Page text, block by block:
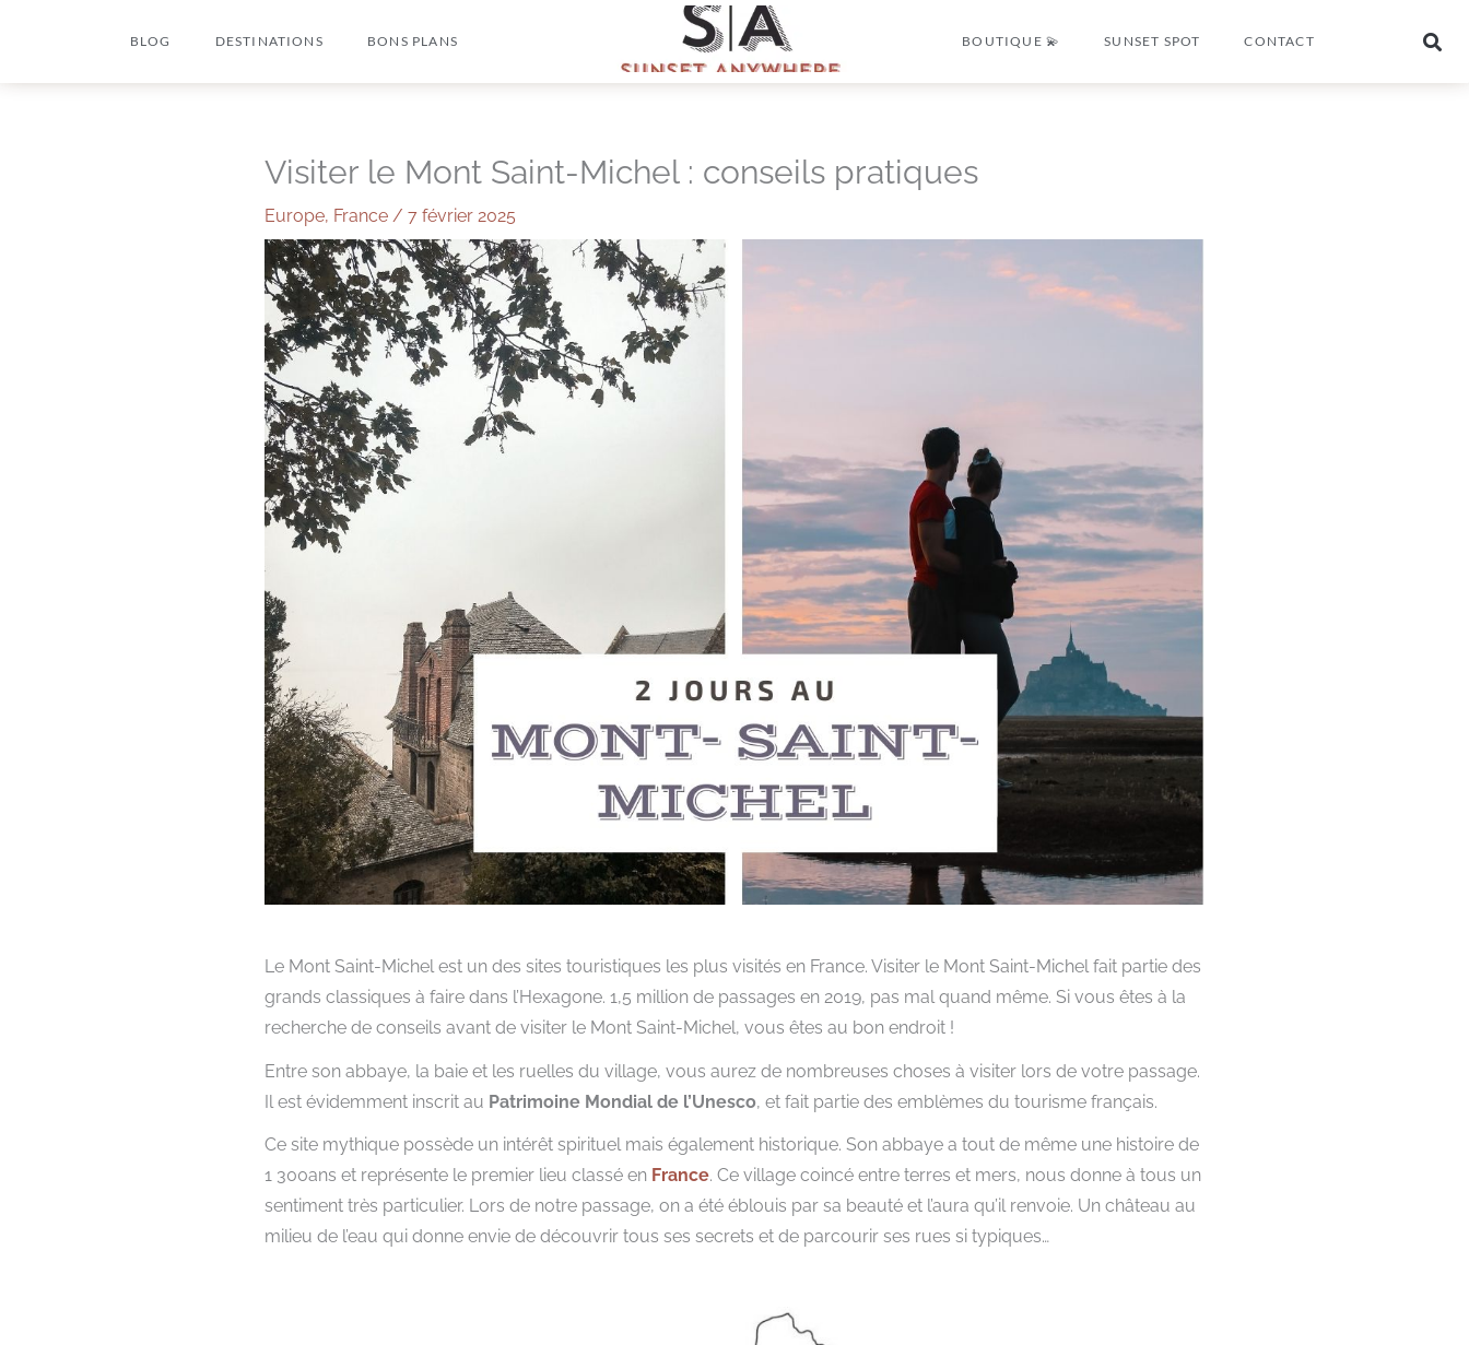
BLOG DESTINATIONS BONS PLANS BOUTIQUE 💫 SUNSET SPOT CONTACT
Visiter le Mont Saint-Michel : conseils pratiques
Europe, France / 7 février 2025
Le Mont Saint-Michel est un des sites touristiques les plus visités en France. Visiter le Mont Saint-Michel fait partie des
grands classiques à faire dans l’Hexagone. 1,5 million de passages en 2019, pas mal quand même. Si vous êtes à la
recherche de conseils avant de visiter le Mont Saint-Michel, vous êtes au bon endroit !
Entre son abbaye, la baie et les ruelles du village, vous aurez de nombreuses choses à visiter lors de votre passage.
Il est évidemment inscrit au Patrimoine Mondial de l’Unesco, et fait partie des emblèmes du tourisme français.
Ce site mythique possède un intérêt spirituel mais également historique. Son abbaye a tout de même une histoire de
1 300ans et représente le premier lieu classé en France. Ce village coincé entre terres et mers, nous donne à tous un
sentiment très particulier. Lors de notre passage, on a été éblouis par sa beauté et l’aura qu’il renvoie. Un château au
milieu de l’eau qui donne envie de découvrir tous ses secrets et de parcourir ses rues si typiques…